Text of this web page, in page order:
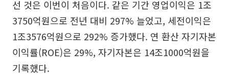
선 것은 이번이 처음이다. 같은 기간 영업이익은 1조
3750억원으로 전년 대비 297% 늘었고, 세전이익은
1조3576억원으로 292% 증가했다. 연 환산 자기자본
이익률(ROE)은 29%, 자기자본은 14조1000억원을
기록했다.